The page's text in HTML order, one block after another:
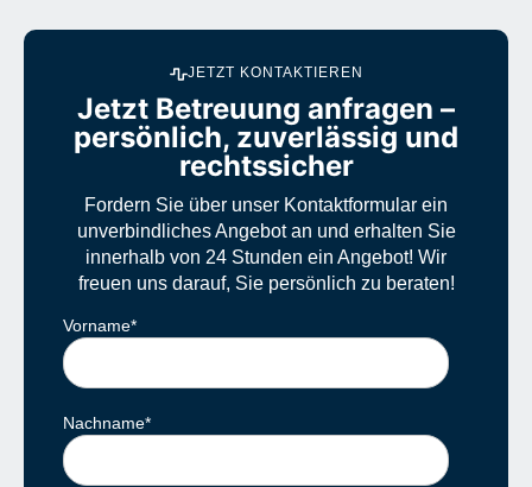
JETZT KONTAKTIEREN
Jetzt Betreuung anfragen –
persönlich, zuverlässig und
rechtssicher
Fordern Sie über unser Kontaktformular ein
unverbindliches Angebot an und erhalten Sie
innerhalb von 24 Stunden ein Angebot! Wir
freuen uns darauf, Sie persönlich zu beraten!
Vorname*
Nachname*